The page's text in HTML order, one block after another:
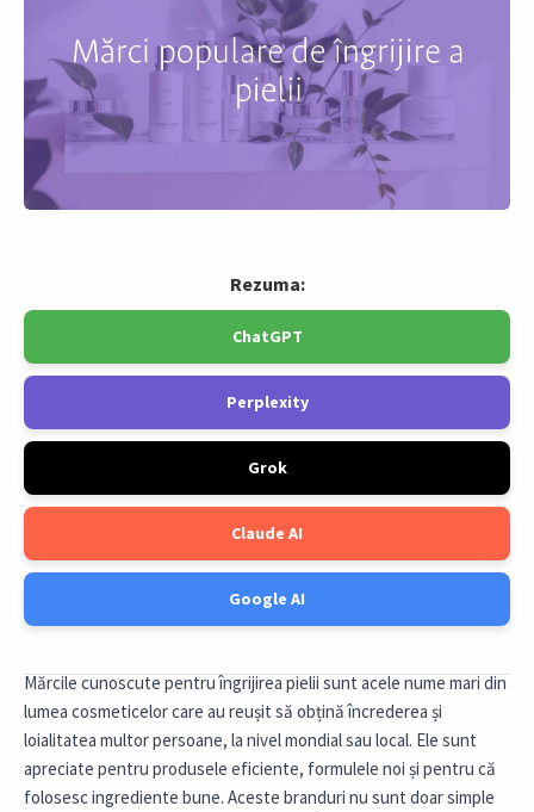
Rezuma:
ChatGPT
Perplexity
Grok
Claude AI
Google AI
Mărcile cunoscute pentru îngrijirea pielii sunt acele nume mari din
lumea cosmeticelor care au reușit să obțină încrederea și
loialitatea multor persoane, la nivel mondial sau local. Ele sunt
apreciate pentru produsele eficiente, formulele noi și pentru că
folosesc ingrediente bune. Aceste branduri nu sunt doar simple